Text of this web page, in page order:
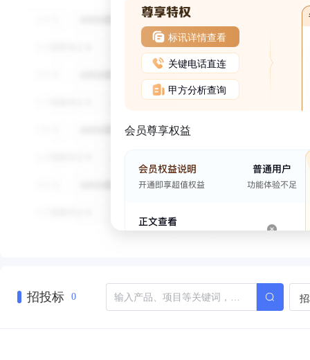
标讯详情查看
关键电话直连
甲方分析查询
会员尊享权益
招投标 0